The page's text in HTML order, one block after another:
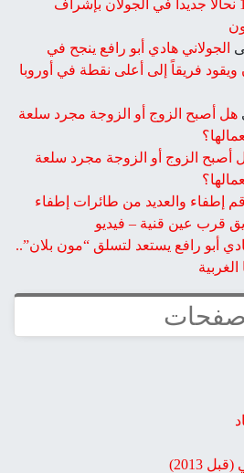
تخريج 14 نحالاً جديداً في الجولان بإشراف
الجولاني هادي أبو رافع ينجح في
فريقاً إلى أعلى نقطة في أوروبا
هل أصبح الزوج أو الزوجة مجرد سلعة
أصبح الزوج أو الزوجة مجرد سلعة
إطفاء والعديد من طائرات إطفاء
قرب عين قنية – فيديو
أبو رافع يستعد لتسلق “مون بلان”..
صفحات
2013)